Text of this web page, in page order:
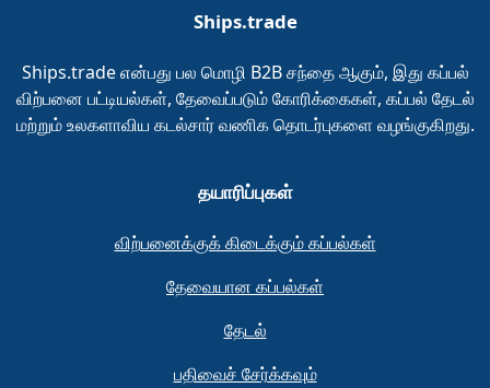
Ships.trade
Ships.trade என்பது பல மொழி B2B சந்தை ஆகும், இது கப்பல்
விற்பனை பட்டியல்கள், தேவைப்படும் கோரிக்கைகள், கப்பல் தேடல்
மற்றும் உலகளாவிய கடல்சார் வணிக தொடர்புகளை வழங்குகிறது.
தயாரிப்புகள்
விற்பனைக்குக் கிடைக்கும் கப்பல்கள்
தேவையான கப்பல்கள்
தேடல்
பதிவைச் சேர்க்கவும்